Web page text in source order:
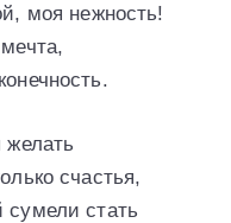
моя нежность!
желать
счастья,
стать